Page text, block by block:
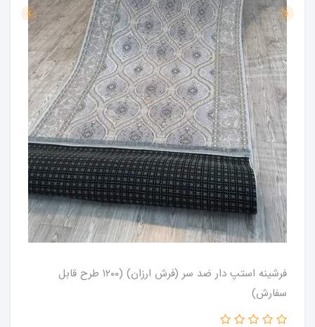
فرشینه استپ دار ضد سر (فرش ارزان) (۱۲۰۰ طرح قابل
سفارش)